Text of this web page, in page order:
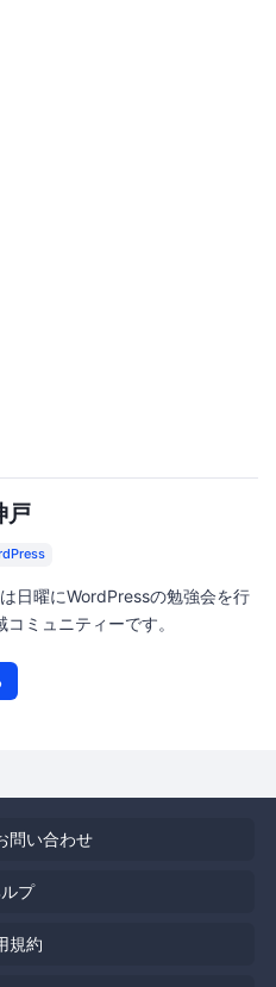
戸
日曜にWordPressの勉強会を行
ミュニティーです。
問い合わせ
プ
規約